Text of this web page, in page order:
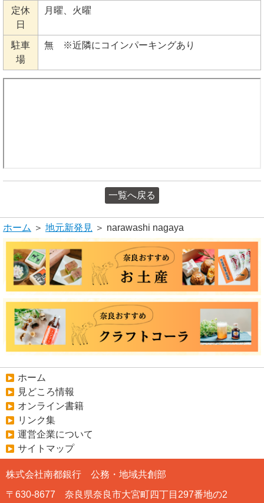
定休
日
月曜、火曜
駐車
場
無 ※近隣にコインパーキングあり
一覧へ戻る
ホーム ＞ 地元新発見 ＞ narawashi nagaya
ホーム
見どころ情報
オンライン書籍
リンク集
運営企業について
サイトマップ
株式会社南都銀行 公務・地域共創部
〒630-8677 奈良県奈良市大宮町四丁目297番地の2